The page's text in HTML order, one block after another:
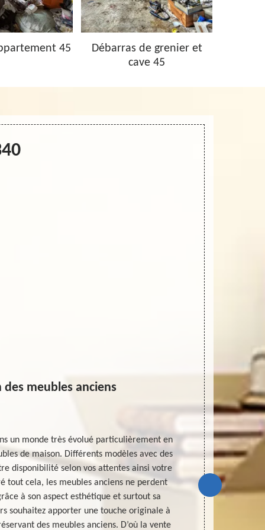
45
Débarras de grenier et
cave 45
meubles anciens
un monde très évolué particulièrement en
de maison. Différents modèles avec des
disponibilité selon vos attentes ainsi votre
tout cela, les meubles anciens ne perdent
à son aspect esthétique et surtout sa
souhaitez apporter une touche originale à
des meubles anciens. D’où la vente
La
uniquement
culture est
tourisme